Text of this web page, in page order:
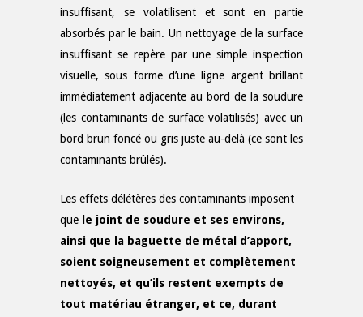
insuffisant, se volatilisent et sont en partie
absorbés par le bain. Un nettoyage de la surface
insuffisant se repère par une simple inspection
visuelle, sous forme d’une ligne argent brillant
immédiatement adjacente au bord de la soudure
(les contaminants de surface volatilisés) avec un
bord brun foncé ou gris juste au-delà (ce sont les
contaminants brûlés).
Les effets délétères des contaminants imposent
que le joint de soudure et ses environs,
ainsi que la baguette de métal d’apport,
soient soigneusement et complètement
nettoyés, et qu’ils restent exempts de
tout matériau étranger, et ce, durant